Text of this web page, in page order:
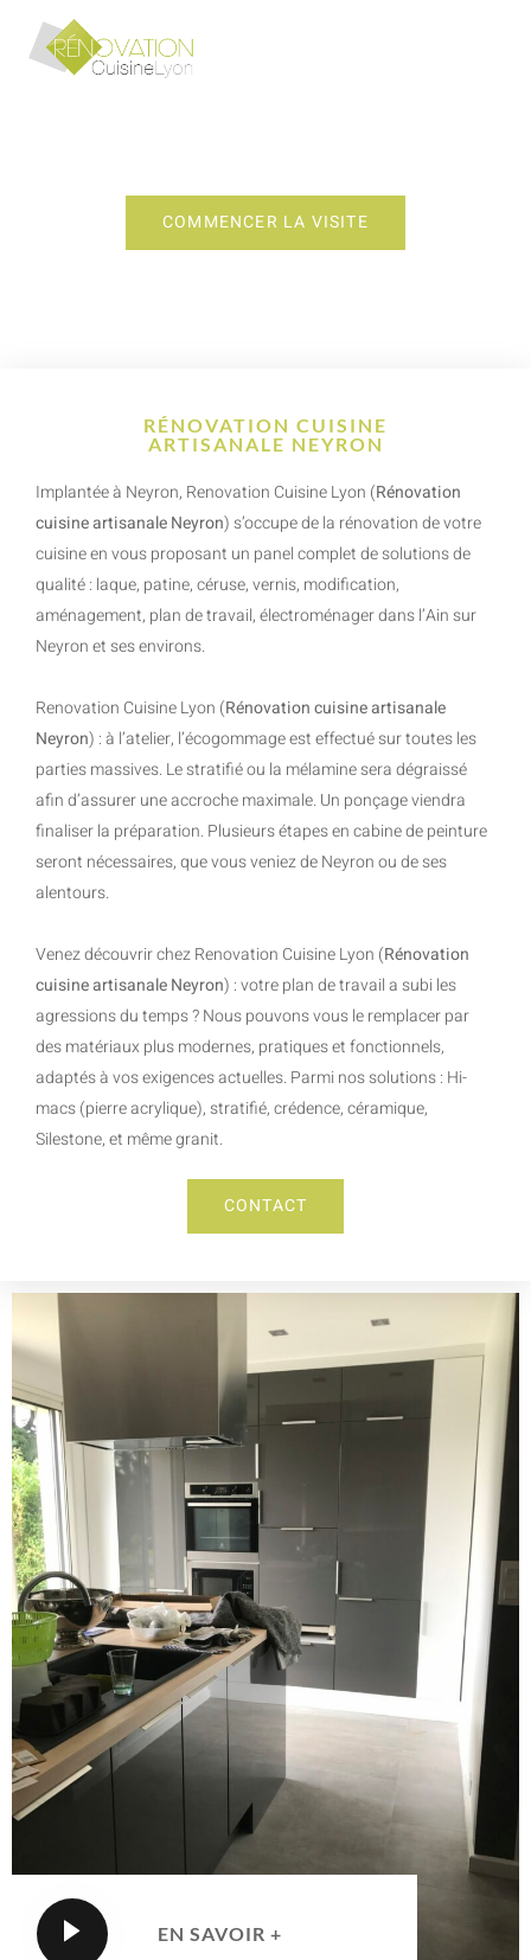
COMMENCER LA VISITE
EN SAVOIR +
RÉNOVATION CUISINE
ARTISANALE NEYRON
Implantée à Neyron, Renovation Cuisine Lyon (Rénovation
cuisine artisanale Neyron) s’occupe de la rénovation de votre
cuisine en vous proposant un panel complet de solutions de
qualité : laque, patine, céruse, vernis, modification,
aménagement, plan de travail, électroménager dans l’Ain sur
Neyron et ses environs.
Renovation Cuisine Lyon (Rénovation cuisine artisanale
Neyron) : à l’atelier, l’écogommage est effectué sur toutes les
parties massives. Le stratifié ou la mélamine sera dégraissé
afin d’assurer une accroche maximale. Un ponçage viendra
finaliser la préparation. Plusieurs étapes en cabine de peinture
seront nécessaires, que vous veniez de Neyron ou de ses
alentours.
Venez découvrir chez Renovation Cuisine Lyon (Rénovation
cuisine artisanale Neyron) : votre plan de travail a subi les
agressions du temps ? Nous pouvons vous le remplacer par
des matériaux plus modernes, pratiques et fonctionnels,
adaptés à vos exigences actuelles. Parmi nos solutions : Hi-
macs (pierre acrylique), stratifié, crédence, céramique,
Silestone, et même granit.
CONTACT